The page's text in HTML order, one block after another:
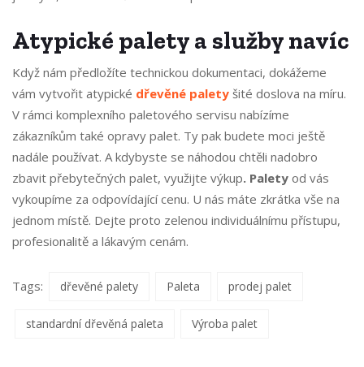
Atypické palety a služby navíc
Když nám předložíte technickou dokumentaci, dokážeme
vám vytvořit atypické dřevěné palety šité doslova na míru.
V rámci komplexního paletového servisu nabízíme
zákazníkům také opravy palet. Ty pak budete moci ještě
nadále používat. A kdybyste se náhodou chtěli nadobro
zbavit přebytečných palet, využijte výkup. Palety od vás
vykoupíme za odpovídající cenu. U nás máte zkrátka vše na
jednom místě. Dejte proto zelenou individuálnímu přístupu,
profesionalitě a lákavým cenám.
Tags: dřevěné palety Paleta prodej palet
standardní dřevěná paleta Výroba palet